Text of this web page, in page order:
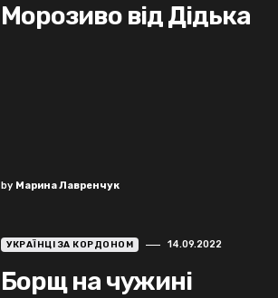
Морозиво від Дідька
by Марина Лавренчук
УКРАЇНЦІ ЗА КОРДОНОМ 14.09.2022
Борщ на чужині